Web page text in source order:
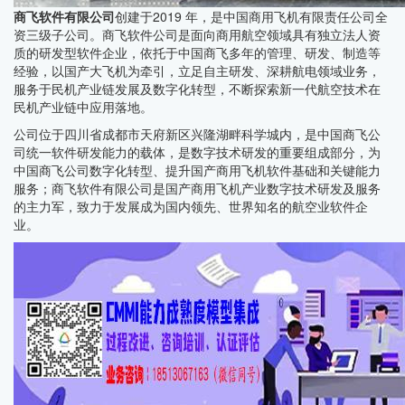
商飞软件有限公司创建于2019 年，是中国商用飞机有限责任公司全
资三级子公司。商飞软件公司是面向商用航空领域具有独立法人资
质的研发型软件企业，依托于中国商飞多年的管理、研发、制造等
经验，以国产大飞机为牵引，立足自主研发、深耕航电领域业务，
服务于民机产业链发展及数字化转型，不断探索新一代航空技术在
民机产业链中应用落地。
公司位于四川省成都市天府新区兴隆湖畔科学城内，是中国商飞公
司统一软件研发能力的载体，是数字技术研发的重要组成部分，为
中国商飞公司数字化转型、提升国产商用飞机软件基础和关键能力
服务；商飞软件有限公司是国产商用飞机产业数字技术研发及服务
的主力军，致力于发展成为国内领先、世界知名的航空业软件企
业。